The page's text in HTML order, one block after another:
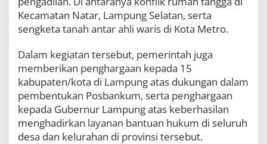
Kecamatan Natar, Lampung Selatan, serta
sengketa tanah antar ahli waris di Kota Metro.
Dalam kegiatan tersebut, pemerintah juga
memberikan penghargaan kepada 15
kabupaten/kota di Lampung atas dukungan dalam
pembentukan Posbankum, serta penghargaan
kepada Gubernur Lampung atas keberhasilan
menghadirkan layanan bantuan hukum di seluruh
desa dan kelurahan di provinsi tersebut.